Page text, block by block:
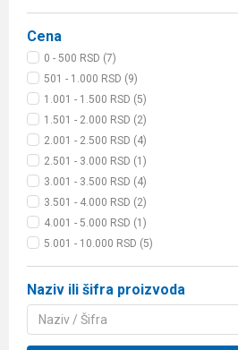
Cena
0 - 500 RSD (7)
501 - 1.000 RSD (9)
1.001 - 1.500 RSD (5)
1.501 - 2.000 RSD (2)
2.001 - 2.500 RSD (4)
2.501 - 3.000 RSD (1)
3.001 - 3.500 RSD (4)
3.501 - 4.000 RSD (2)
4.001 - 5.000 RSD (1)
5.001 - 10.000 RSD (5)
Naziv ili šifra proizvoda